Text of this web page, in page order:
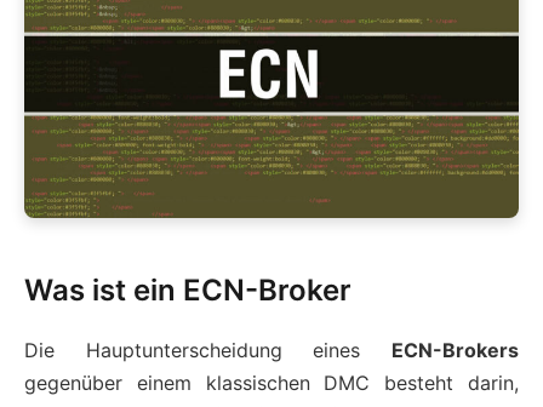
Was ist ein ECN-Broker
Die Hauptunterscheidung eines ECN-Brokers
gegenüber einem klassischen DMC besteht darin,